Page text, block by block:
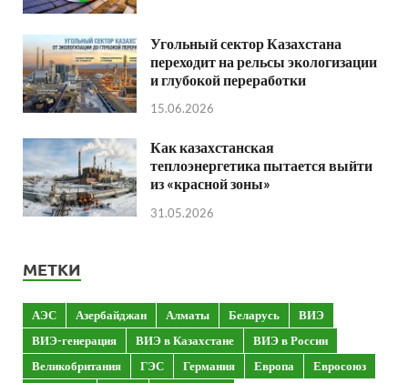
Угольный сектор Казахстана
переходит на рельсы экологизации
и глубокой переработки
15.06.2026
Как казахстанская
теплоэнергетика пытается выйти
из «красной зоны»
31.05.2026
МЕТКИ
АЭС Азербайджан Алматы Беларусь
ВИЭ
ВИЭ-генерация
ВИЭ в Казахстане
ВИЭ в России
Великобритания
ГЭС Германия Европа
Евросоюз